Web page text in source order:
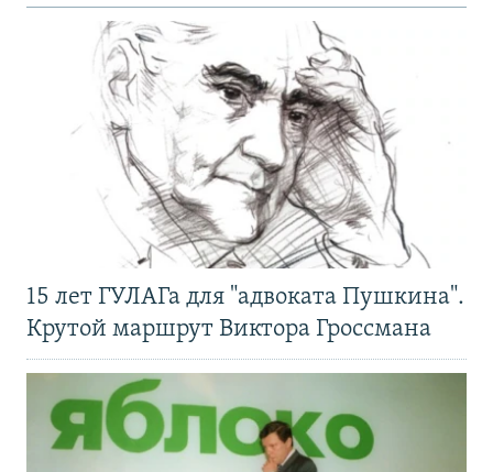
15 лет ГУЛАГа для "адвоката Пушкина".
Крутой маршрут Виктора Гроссмана